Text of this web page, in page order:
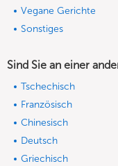
Vegane Gerichte
Sonstiges
Sind Sie an einer
Tschechisch
Französisch
Chinesisch
Deutsch
Griechisch